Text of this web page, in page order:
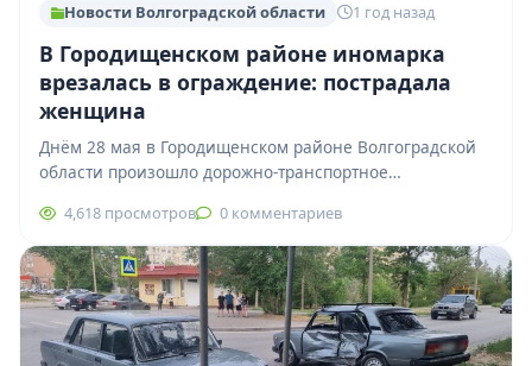
Новости Волгоградской области 1 год назад
В Городищенском районе иномарка
врезалась в ограждение: пострадала
женщина
Днём 28 мая в Городищенском районе Волгоградской
области произошло дорожно-транспортное
предварительной информации, около 13:35 на…
4,618 просмотров 0 комментариев